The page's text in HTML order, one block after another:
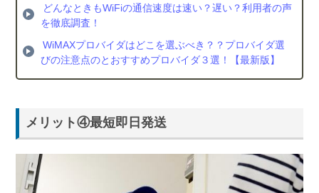
とく
とく
BB
ンペー
ン実施
どんなときもWiFiの通信速度は速い？遅い？利用者の声
を徹底調査！
WiMAXプロバイダはどこを選ぶべき？？プロバイダ選
びの注意点のとおすすめプロバイダ３選！【最新版】
メリット④最短即日発送